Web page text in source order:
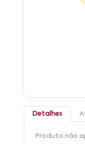
Detalhes
Produto não